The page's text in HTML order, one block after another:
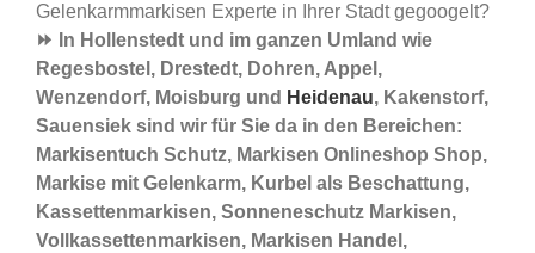
Gelenkarmmarkisen Experte in Ihrer Stadt gegoogelt?
⏩ In Hollenstedt und im ganzen Umland wie
Regesbostel, Drestedt, Dohren, Appel,
Wenzendorf, Moisburg und Heidenau, Kakenstorf,
Sauensiek sind wir für Sie da in den Bereichen:
Markisentuch Schutz, Markisen Onlineshop Shop,
Markise mit Gelenkarm, Kurbel als Beschattung,
Kassettenmarkisen, Sonneneschutz Markisen,
Vollkassettenmarkisen, Markisen Handel,